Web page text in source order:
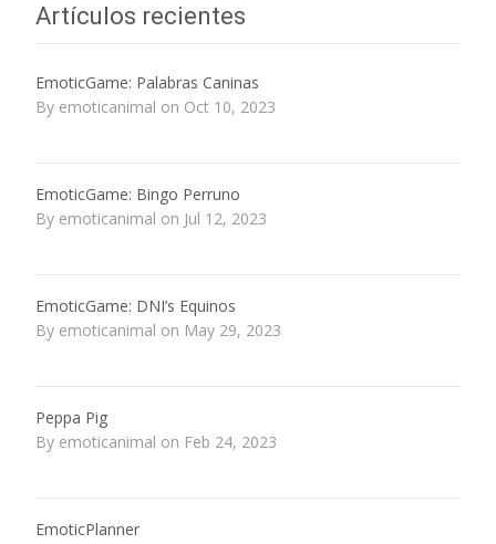
Artículos recientes
EmoticGame: Palabras Caninas
By emoticanimal on Oct 10, 2023
EmoticGame: Bingo Perruno
By emoticanimal on Jul 12, 2023
EmoticGame: DNI’s Equinos
By emoticanimal on May 29, 2023
Peppa Pig
By emoticanimal on Feb 24, 2023
EmoticPlanner